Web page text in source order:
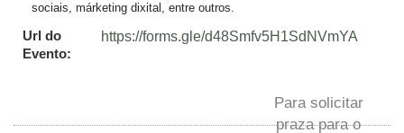
sociais, márketing dixital, entre outros.
Url do
Evento:
https://forms.gle/d48Smfv5H1SdNVmYA
Para solicitar
praza para o